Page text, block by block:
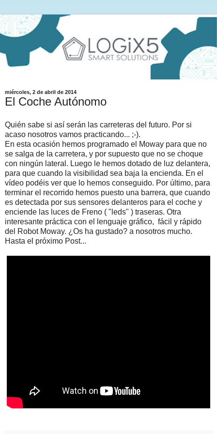
miércoles, 2 de abril de 2014
El Coche Autónomo
Quién sabe si así serán las carreteras del futuro. Por si
acaso nosotros vamos practicando... ;-).
En esta ocasión hemos programado el Moway para que no
se salga de la carretera, y por supuesto que no se choque
con ningún lateral. Luego le hemos dotado de luz delantera,
para que cuando la visibilidad sea baja la encienda. En el
vídeo podéis ver que lo hemos conseguido. Por último, para
terminar el recorrido hemos puesto una barrera, que cuando
es detectada por sus sensores delanteros para el coche y
enciende las luces de Freno ( "leds" ) traseras. Otra
interesante práctica con el lenguaje gráfico, fácil y rápido
del Robot Moway. ¿Os ha gustado? a nosotros mucho.
Hasta el próximo Post...